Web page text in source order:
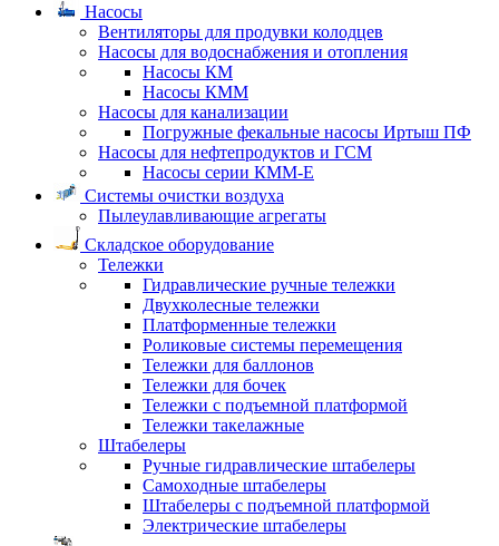
Насосы
Вентиляторы для продувки колодцев
Насосы для водоснабжения и отопления
Насосы КМ
Насосы КММ
Насосы для канализации
Погружные фекальные насосы Иртыш ПФ
Насосы для нефтепродуктов и ГСМ
Насосы серии КММ-Е
Системы очистки воздуха
Пылеулавливающие агрегаты
Складское оборудование
Тележки
Гидравлические ручные тележки
Двухколесные тележки
Платформенные тележки
Роликовые системы перемещения
Тележки для баллонов
Тележки для бочек
Тележки с подъемной платформой
Тележки такелажные
Штабелеры
Ручные гидравлические штабелеры
Самоходные штабелеры
Штабелеры с подъемной платформой
Электрические штабелеры